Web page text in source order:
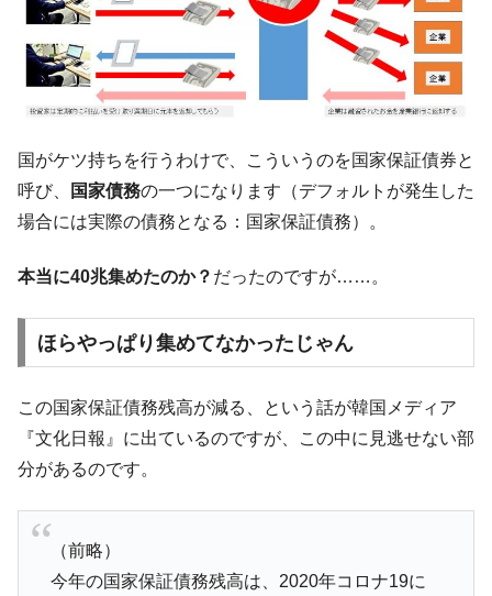
『Money1』
【対日本円】ウォン安が急進！ 日米の協調
に韓国がいっちょがみしたのでは。
『Money1』
韓国政府『BYD』車への補助金を全廃 ⇒ 実
は韓国で『BYD』車は売れている。6カ月で対前年同期比
1.9倍！
『Money1』
在韓米国大使スティールが着韓！⇒ さっそ
く空港に詰めかけ「出て行け！」「極右勢力」のプラカー
ドを掲げる「在韓反米勢力」
ータセンター整備」⇒ だから無理だってば。
『Money1』
韓国『国民年金公団』株価暴落で200兆蒸
『Money1』
韓国政府「ニセＫ-ブランドを通報しようキ
ャンペーン」⇒ あの名物教授も登場！
ぎ」では。
『Money1』
営業利益80.2％も減少
国がケツ持ちを行うわけで、こういうのを国家保証債券と
呼び、
国家債務の一つになります（デフォルトが発生した
場合には実際の債務となる：国家保証債務）。
本当に40兆集めたのか？ だったのですが……。
ほらやっぱり集めてなかったじゃん
この国家保証債務残高が減る、という話が韓国メディア
『文化日報』に出ているのですが、この中に見逃せない部
分があるのです。
（前略）
今年の国家保証債務残高は、2020年コロナ19に